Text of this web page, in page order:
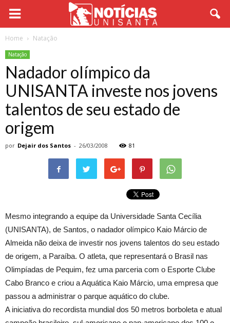
Home Natação
Natação
Nadador olímpico da
UNISANTA investe nos jovens
talentos de seu estado de
origem
por Dejair dos Santos - 26/03/2008 81
Mesmo integrando a equipe da Universidade Santa Cecília
(UNISANTA), de Santos, o nadador olímpico Kaio Márcio de
Almeida não deixa de investir nos jovens talentos do seu estado
de origem, a Paraíba. O atleta, que representará o Brasil nas
Olimpíadas de Pequim, fez uma parceria com o Esporte Clube
Cabo Branco e criou a Aquática Kaio Márcio, uma empresa que
passou a administrar o parque aquático do clube.
A iniciativa do recordista mundial dos 50 metros borboleta e atual